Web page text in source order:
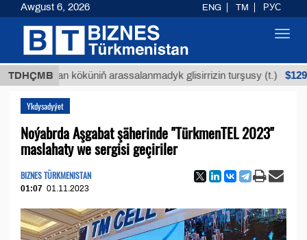
TDHÇMB
Buýan köküniň arassalanmadyk glisirrizin turşusy (t.) $12935,18
Ykdysadyýet
Noýabrda Aşgabat şäherinde "TürkmenTEL 2023"
maslahaty we sergisi geçiriler
BIZNES TÜRKMENISTAN
01:07 01.11.2023
Awgust 6, 2026 ENG TM РУС